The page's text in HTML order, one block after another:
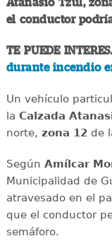
Atanasio Tzul,
el conductor
TE PUEDE
durante incendio
Un vehículo
la Calzada
norte, zona 12de
Según Amílcar
Municipalidad de
atravesado en el
que el conductor
semáforo.